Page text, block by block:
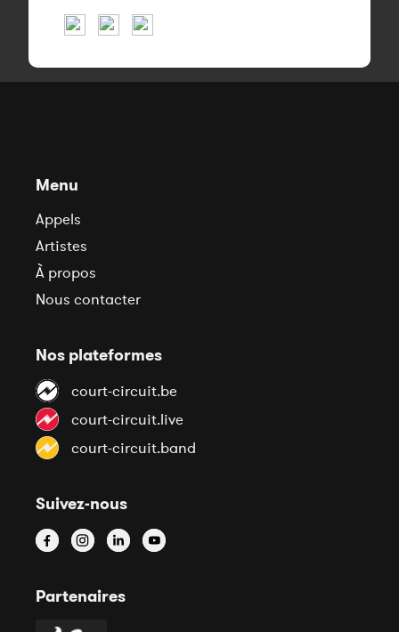
Menu
Appels
Artistes
À propos
Nous contacter
Nos plateformes
court-circuit.be
court-circuit.live
court-circuit.band
Suivez-nous
Partenaires